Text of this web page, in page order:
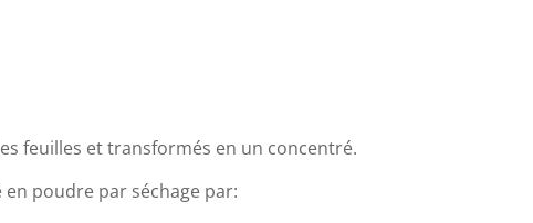
feuilles et transformés en un concentré.
poudre par séchage par: